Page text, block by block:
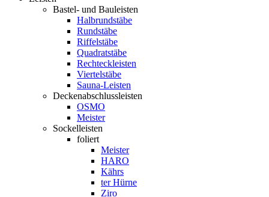
Bastel- und Bauleisten
Halbrundstäbe
Rundstäbe
Riffelstäbe
Quadratstäbe
Rechteckleisten
Viertelstäbe
Sauna-Leisten
Deckenabschlussleisten
OSMO
Meister
Sockelleisten
foliert
Meister
HARO
Kährs
ter Hürne
Ziro